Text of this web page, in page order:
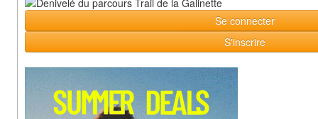
Se connecter
S'inscrire